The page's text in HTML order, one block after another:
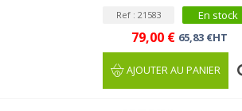
Ref : 21583 En stock
79,00 € 65,83 €HT
AJOUTER AU PANIER